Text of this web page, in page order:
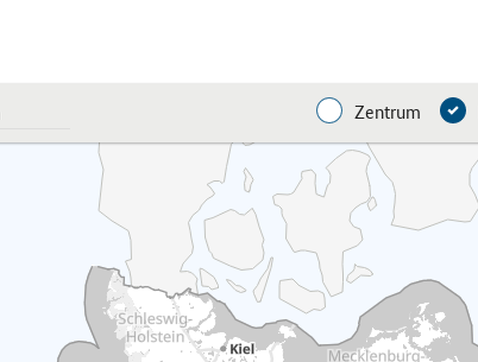
Zentrum